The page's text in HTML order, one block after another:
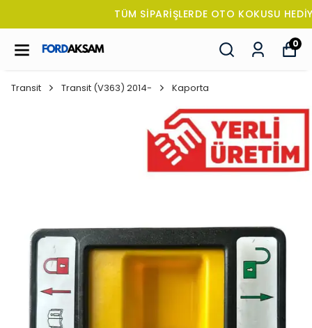
TÜM SİPARİŞLERDE OTO KOKUSU HEDİYE!
0
Transit Transit (V363) 2014- Kaporta